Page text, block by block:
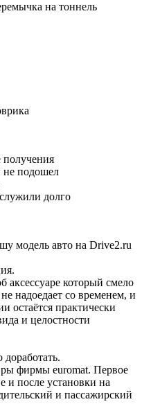
на тоннель
получения
не подошел
долго
модель авто на Drive2.ru
аксессуаре который смело
надоедает со временем, и
остаётся практически
и целостности
фирмы euromat. Первое
и после установки на
и пассажирский